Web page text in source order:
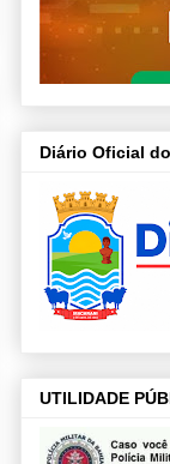
Diário Oficial
UTILIDADE